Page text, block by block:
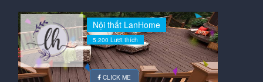
Nội thất LanHome
5.200 Lượt thích
CLICK ME